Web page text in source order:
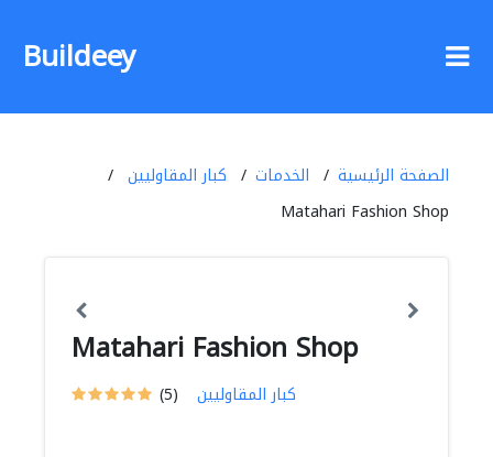
Buildeey
الصفحة الرئيسية الخدمات
كبار المقاوليين
Matahari Fashion Shop
Matahari Fashion Shop
(5) كبار المقاوليين